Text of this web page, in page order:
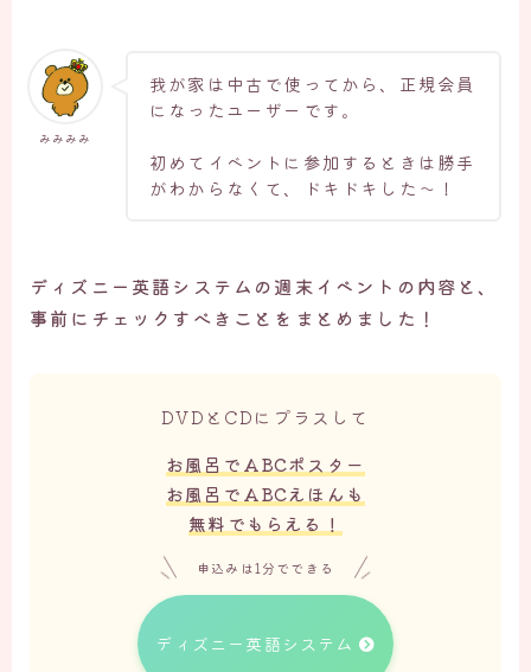
みみみみ
我が家は中古で使ってから、正規会員
になったユーザーです。
初めてイベントに参加するときは勝手
がわからなくて、ドキドキした～！
ディズニー英語システムの週末イベントの内容と、
事前にチェックすべきことをまとめました！
DVDとCDにプラスして
お風呂でABCポスター
お風呂でABCえほんも
無料でもらえる！
申込みは1分でできる
ディズニー英語システム